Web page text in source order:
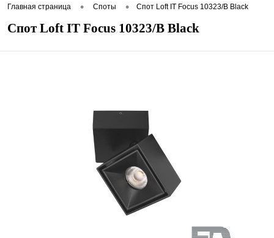
Главная страница • Споты • Спот Loft IT Focus 10323/B Black
Спот Loft IT Focus 10323/B Black